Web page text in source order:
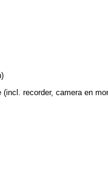
recorder, camera en